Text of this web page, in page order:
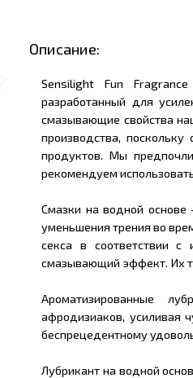
Описание:
Sensilight Fun
разработанный для
смазывающие свойства
производства,
продуктов. Мы
рекомендуем
Смазки на водной основе
уменьшения трения во
секса в соответствии
смазывающий эффект. Их
Ароматизированные
афродизиаков, усиливая
беспрецедентному
Лубрикант на водной